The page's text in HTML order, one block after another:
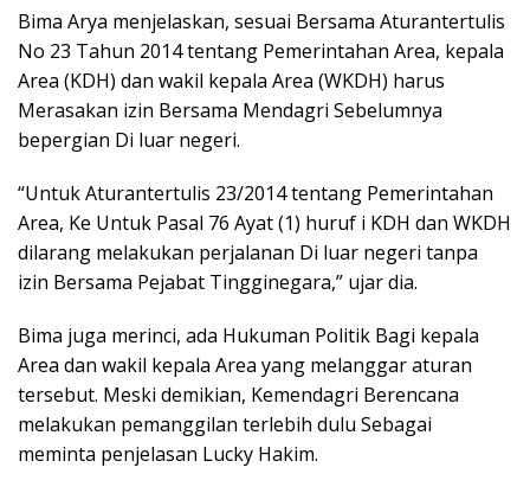
Bima Arya menjelaskan, sesuai Bersama Aturantertulis
No 23 Tahun 2014 tentang Pemerintahan Area, kepala
Area (KDH) dan wakil kepala Area (WKDH) harus
Merasakan izin Bersama Mendagri Sebelumnya
bepergian Di luar negeri.
“Untuk Aturantertulis 23/2014 tentang Pemerintahan
Area, Ke Untuk Pasal 76 Ayat (1) huruf i KDH dan WKDH
dilarang melakukan perjalanan Di luar negeri tanpa
izin Bersama Pejabat Tingginegara,” ujar dia.
Bima juga merinci, ada Hukuman Politik Bagi kepala
Area dan wakil kepala Area yang melanggar aturan
tersebut. Meski demikian, Kemendagri Berencana
melakukan pemanggilan terlebih dulu Sebagai
meminta penjelasan Lucky Hakim.